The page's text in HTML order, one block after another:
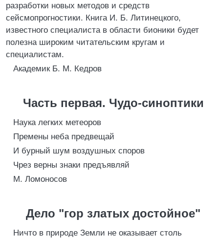
разработки новых методов и средств
сейсмопрогностики. Книга И. Б. Литинецкого,
известного специалиста в области бионики будет
полезна широким читательским кругам и
специалистам.
Академик Б. М. Кедров
Часть первая. Чудо-синоптики
Наука легких метеоров
Премены неба предвещай
И бурный шум воздушных споров
Чрез верны знаки предъявляй
М. Ломоносов
Дело "гор златых достойное"
Ничто в природе Земли не оказывает столь